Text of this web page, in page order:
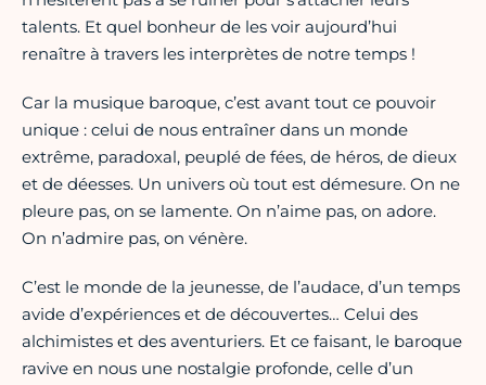
talents. Et quel bonheur de les voir aujourd’hui
renaître à travers les interprètes de notre temps !
Car la musique baroque, c’est avant tout ce pouvoir
unique : celui de nous entraîner dans un monde
extrême, paradoxal, peuplé de fées, de héros, de dieux
et de déesses. Un univers où tout est démesure. On ne
pleure pas, on se lamente. On n’aime pas, on adore.
On n’admire pas, on vénère.
C’est le monde de la jeunesse, de l’audace, d’un temps
avide d’expériences et de découvertes… Celui des
alchimistes et des aventuriers. Et ce faisant, le baroque
ravive en nous une nostalgie profonde, celle d’un